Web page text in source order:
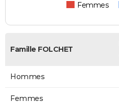
Femmes
Famille FOLCHET
Hommes
Femmes